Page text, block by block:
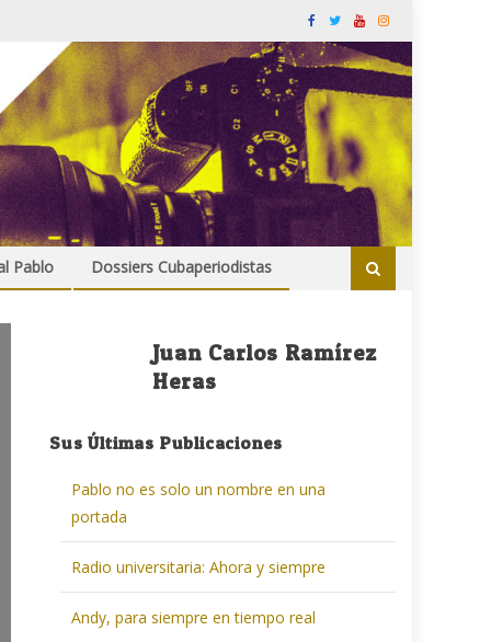
Pablo Dossiers Cubaperiodistas
Juan Carlos Ramírez
Heras
Sus Últimas Publicaciones
Pablo no es solo un nombre en una
portada
Radio universitaria: Ahora y siempre
Andy, para siempre en tiempo real